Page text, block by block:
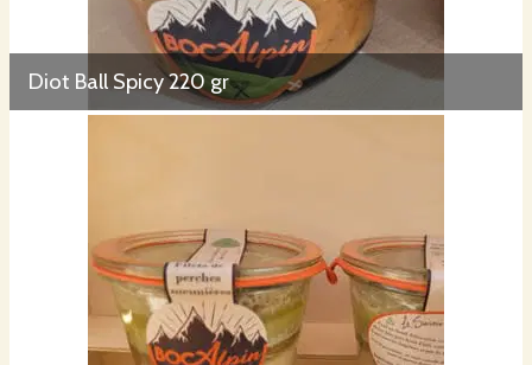
Diot Ball Spicy 220 gr